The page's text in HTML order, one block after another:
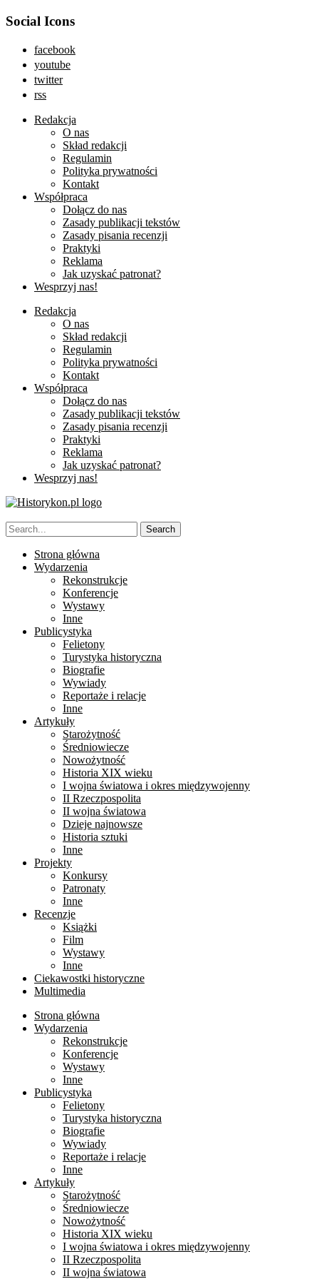
Social Icons
facebook
youtube
twitter
rss
Redakcja
O nas
Skład redakcji
Regulamin
Polityka prywatności
Kontakt
Współpraca
Dołącz do nas
Zasady publikacji tekstów
Zasady pisania recenzji
Praktyki
Reklama
Jak uzyskać patronat?
Wesprzyj nas!
Redakcja
O nas
Skład redakcji
Regulamin
Polityka prywatności
Kontakt
Współpraca
Dołącz do nas
Zasady publikacji tekstów
Zasady pisania recenzji
Praktyki
Reklama
Jak uzyskać patronat?
Wesprzyj nas!
Strona główna
Wydarzenia
Rekonstrukcje
Konferencje
Wystawy
Inne
Publicystyka
Felietony
Turystyka historyczna
Biografie
Wywiady
Reportaże i relacje
Inne
Artykuły
Starożytność
Średniowiecze
Nowożytność
Historia XIX wieku
I wojna światowa i okres międzywojenny
II Rzeczpospolita
II wojna światowa
Dzieje najnowsze
Historia sztuki
Inne
Projekty
Konkursy
Patronaty
Inne
Recenzje
Książki
Film
Wystawy
Inne
Ciekawostki historyczne
Multimedia
Strona główna
Wydarzenia
Rekonstrukcje
Konferencje
Wystawy
Inne
Publicystyka
Felietony
Turystyka historyczna
Biografie
Wywiady
Reportaże i relacje
Inne
Artykuły
Starożytność
Średniowiecze
Nowożytność
Historia XIX wieku
I wojna światowa i okres międzywojenny
II Rzeczpospolita
II wojna światowa